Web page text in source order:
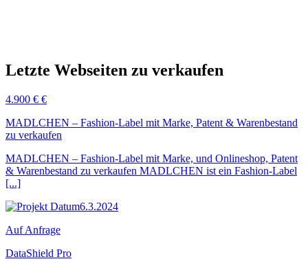
Letzte Webseiten zu verkaufen
4.900 € €
MADLCHEN – Fashion-Label mit Marke, Patent & Warenbestand
zu verkaufen
MADLCHEN – Fashion-Label mit Marke, und Onlineshop, Patent
& Warenbestand zu verkaufen MADLCHEN ist ein Fashion-Label
[...]
6.3.2024
Auf Anfrage
DataShield Pro